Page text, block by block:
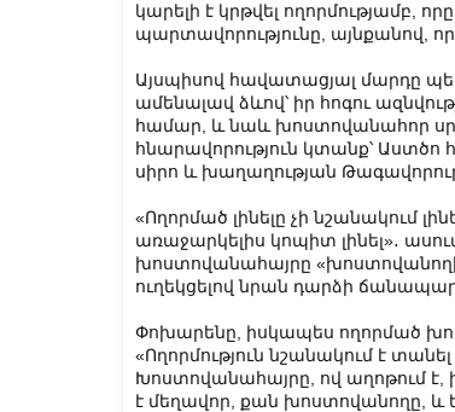
կարելի է կրթվել ողորմությամբ,
պարտավորությունը, այնքանով,
Այսպիսով հավատացյալ մարդը
ամենալավ ձևով՝ իր հոգու
համար, և նաև խոստովանահոր
հնարավորություն կտանք՝
սիրո և խաղաղության
«Ողորմած լինելը չի նշանակում
առաջարկելիս կոպիտ լինել»․
խոստովանահայրը «խոստովանողի
ուղեկցելով նրան դարձի
Փոխարենը, իսկապես ողորմած
«Ողորմություն նշանակում է
Խոստովանահայրը, ով աղոթում է,
է մեղավոր, քան խոստովանողը, և